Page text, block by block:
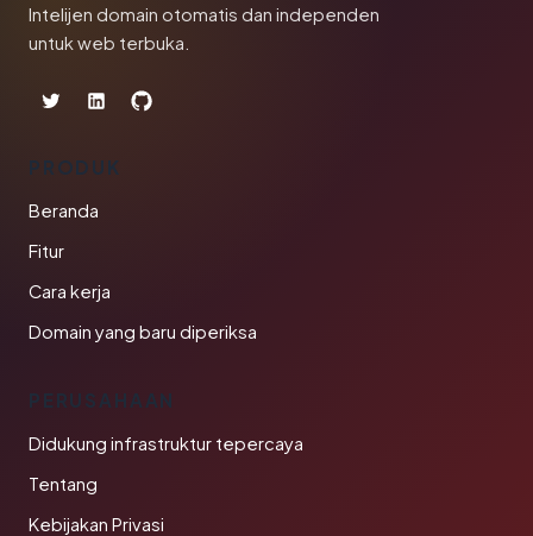
Intelijen domain otomatis dan independen
untuk web terbuka.
PRODUK
Beranda
Fitur
Cara kerja
Domain yang baru diperiksa
PERUSAHAAN
Didukung infrastruktur tepercaya
Tentang
Kebijakan Privasi